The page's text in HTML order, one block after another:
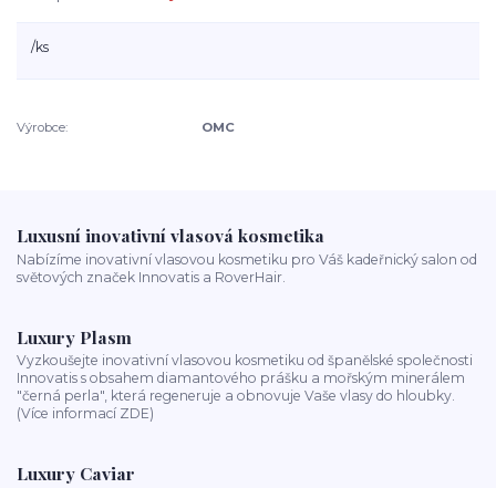
/ks
Výrobce: OMC
Luxusní inovativní vlasová kosmetika
Nabízíme inovativní vlasovou kosmetiku pro Váš kadeřnický salon od
světových značek Innovatis a RoverHair.
Luxury Plasm
Vyzkoušejte inovativní vlasovou kosmetiku od španělské společnosti
Innovatis s obsahem diamantového prášku a mořským minerálem
"černá perla", která regeneruje a obnovuje Vaše vlasy do hloubky.
(Více informací ZDE)
Luxury Caviar